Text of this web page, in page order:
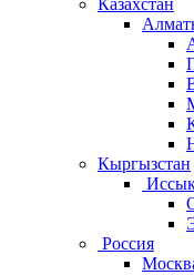
Казахстан
Кыргызстан
Россия